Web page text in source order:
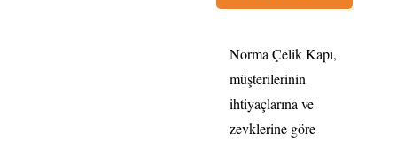
Norma Çelik Kapı,
müşterilerinin
ihtiyaçlarına ve
zevklerine göre